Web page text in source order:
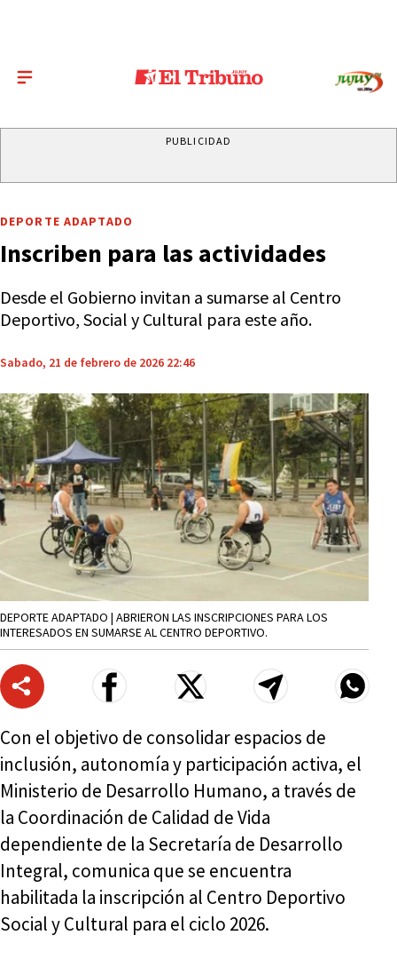
PUBLICIDAD
DEPORTE ADAPTADO
Inscriben para las actividades
Desde el Gobierno invitan a sumarse al Centro
Deportivo, Social y Cultural para este año.
Sabado, 21 de febrero de 2026 22:46
DEPORTE ADAPTADO | ABRIERON LAS INSCRIPCIONES PARA LOS
INTERESADOS EN SUMARSE AL CENTRO DEPORTIVO.
Con el objetivo de consolidar espacios de
inclusión, autonomía y participación activa, el
Ministerio de Desarrollo Humano, a través de
la Coordinación de Calidad de Vida
dependiente de la Secretaría de Desarrollo
Integral, comunica que se encuentra
habilitada la inscripción al Centro Deportivo
Social y Cultural para el ciclo 2026.